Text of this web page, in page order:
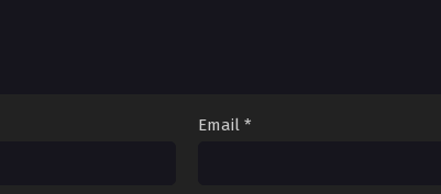
Email *